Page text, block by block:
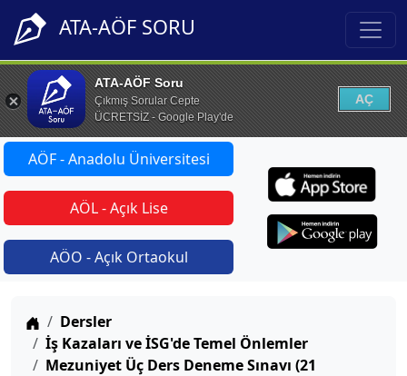
ATA-AÖF SORU
ATA-AÖF Soru
Çıkmış Sorular Cepte
ÜCRETSİZ - Google Play'de
AÇ
AÖF - Anadolu Üniversitesi
AÖL - Açık Lise
AÖO - Açık Ortaokul
Anasayfa
Dersler
İş Kazaları ve İSG'de Temel Önlemler
Mezuniyet Üç Ders Deneme Sınavı (21